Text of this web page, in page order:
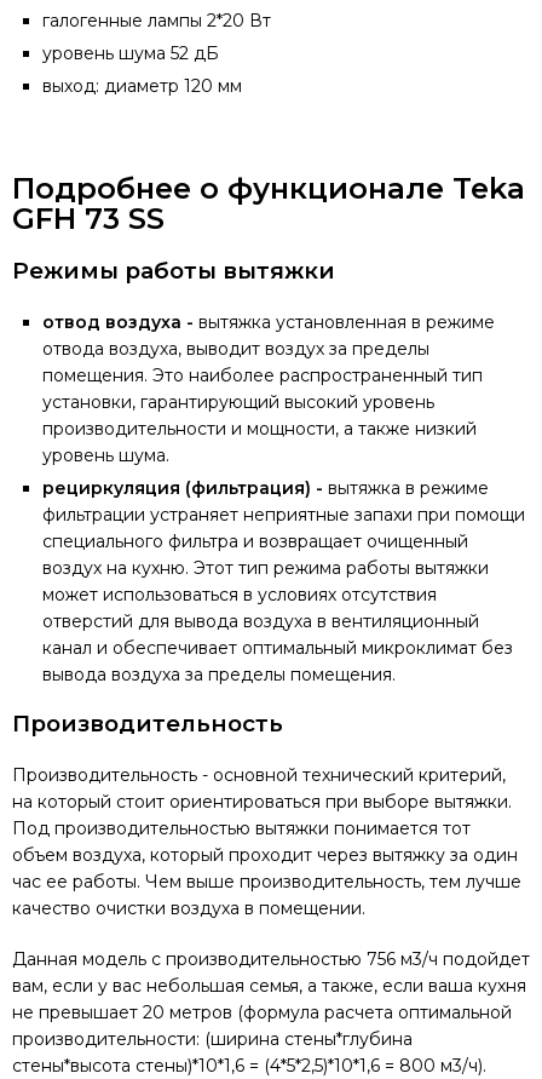
галогенные лампы 2*20 Вт
уровень шума 52 дБ
выход: диаметр 120 мм
Подробнее о функционале Teka
GFH 73 SS
Режимы работы вытяжки
отвод воздуха - вытяжка установленная в режиме
отвода воздуха, выводит воздух за пределы
помещения. Это наиболее распространенный тип
установки, гарантирующий высокий уровень
производительности и мощности, а также низкий
уровень шума.
рециркуляция (фильтрация) - вытяжка в режиме
фильтрации устраняет неприятные запахи при помощи
специального фильтра и возвращает очищенный
воздух на кухню. Этот тип режима работы вытяжки
может использоваться в условиях отсутствия
отверстий для вывода воздуха в вентиляционный
канал и обеспечивает оптимальный микроклимат без
вывода воздуха за пределы помещения.
Производительность
Производительность - основной технический критерий,
на который стоит ориентироваться при выборе вытяжки.
Под производительностью вытяжки понимается тот
объем воздуха, который проходит через вытяжку за один
час ее работы. Чем выше производительность, тем лучше
качество очистки воздуха в помещении.
Данная модель с производительностью 756 м3/ч подойдет
вам, если у вас небольшая семья, а также, если ваша кухня
не превышает 20 метров (формула расчета оптимальной
производительности: (ширина стены*глубина
стены*высота стены)*10*1,6 = (4*5*2,5)*10*1,6 = 800 м3/ч).